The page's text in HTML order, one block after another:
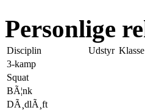
Personlige
Disciplin Udstyr Klasse
3-kamp
Squat
BÃ¦nk
DÃ¸dlÃ¸ft